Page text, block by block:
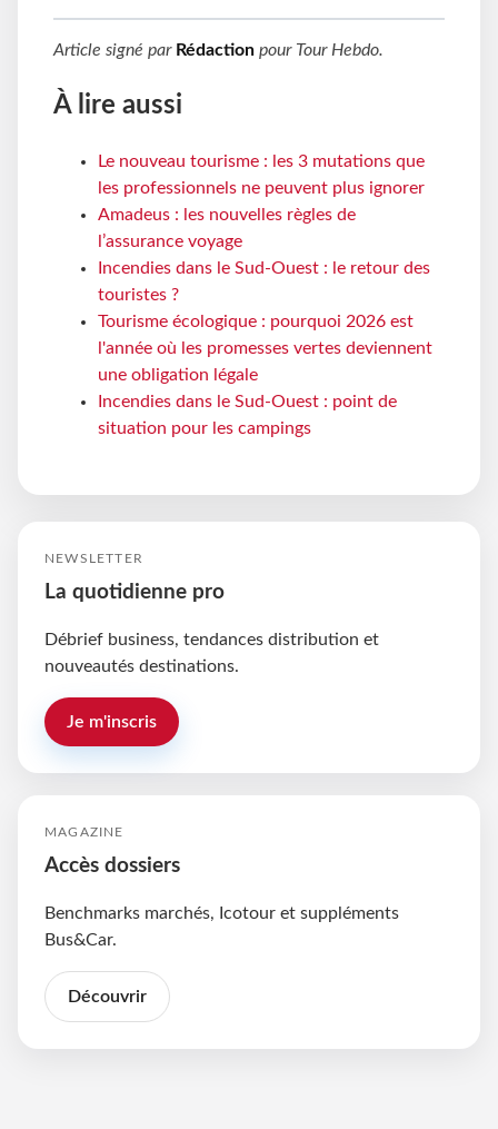
Article signé par Rédaction pour Tour Hebdo.
À lire aussi
Le nouveau tourisme : les 3 mutations que
les professionnels ne peuvent plus ignorer
Amadeus : les nouvelles règles de
l’assurance voyage
Incendies dans le Sud-Ouest : le retour des
touristes ?
Tourisme écologique : pourquoi 2026 est
l'année où les promesses vertes deviennent
une obligation légale
Incendies dans le Sud-Ouest : point de
situation pour les campings
NEWSLETTER
La quotidienne pro
Débrief business, tendances distribution et
nouveautés destinations.
Je m'inscris
MAGAZINE
Accès dossiers
Benchmarks marchés, Icotour et suppléments
Bus&Car.
Découvrir